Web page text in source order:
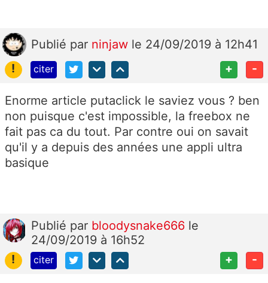
Publié par ninjaw le 24/09/2019 à 12h41
!
citer + -
Enorme article putaclick le saviez vous ? ben
non puisque c'est impossible, la freebox ne
fait pas ca du tout. Par contre oui on savait
qu'il y a depuis des années une appli ultra
basique
Publié par bloodysnake666 le
24/09/2019 à 16h52
!
citer + -